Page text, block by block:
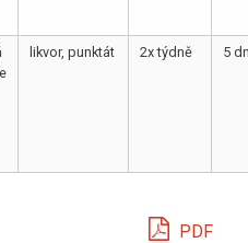
likvor, punktát 2x týdně 5
PDF